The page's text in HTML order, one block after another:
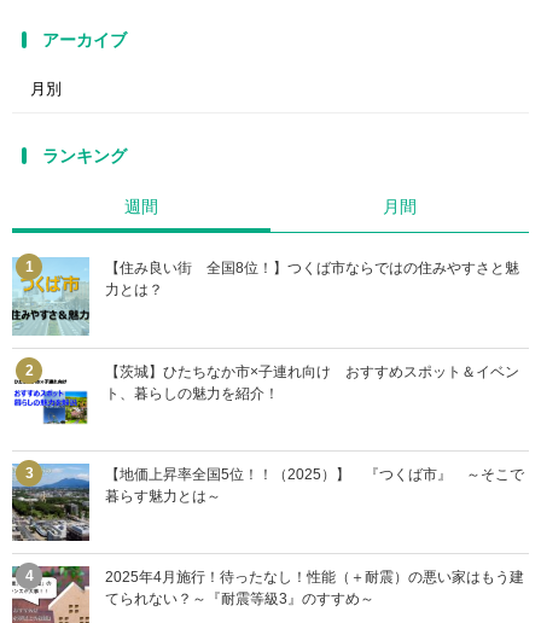
アーカイブ
ランキング
週間 月間
【住み良い街 全国8位！】つくば市ならではの住みやすさと魅
力とは？
【茨城】ひたちなか市×子連れ向け おすすめスポット＆イベン
ト、暮らしの魅力を紹介！
【地価上昇率全国5位！！（2025）】 『つくば市』 ～そこで
暮らす魅力とは～
2025年4月施行！待ったなし！性能（＋耐震）の悪い家はもう建
てられない？～『耐震等級3』のすすめ～